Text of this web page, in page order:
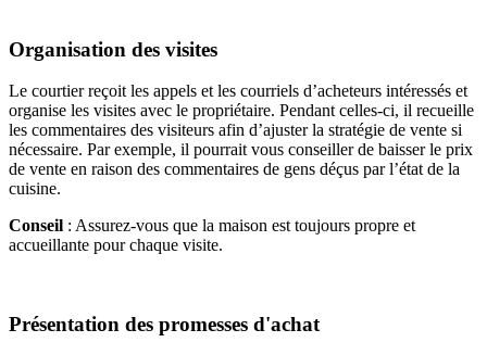
Organisation des visites
Le courtier reçoit les appels et les courriels d’acheteurs intéressés et
organise les visites avec le propriétaire. Pendant celles-ci, il recueille
les commentaires des visiteurs afin d’ajuster la stratégie de vente si
nécessaire. Par exemple, il pourrait vous conseiller de baisser le prix
de vente en raison des commentaires de gens déçus par l’état de la
cuisine.
Conseil : Assurez-vous que la maison est toujours propre et
accueillante pour chaque visite.
Présentation des promesses d'achat